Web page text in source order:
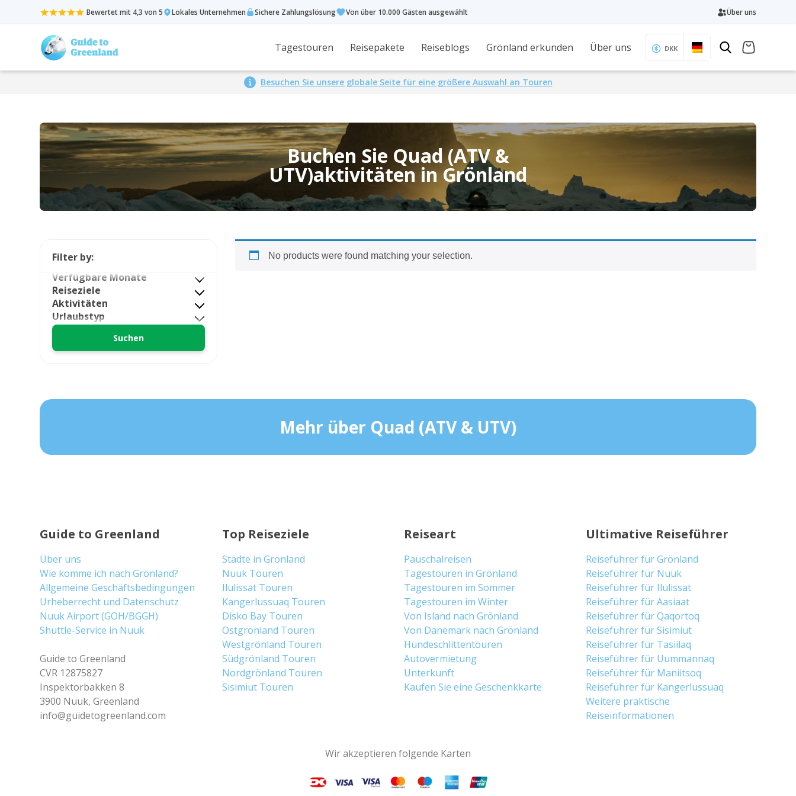
Bewertet mit 4,3 von 5 Lokales Unternehmen Sichere Zahlungslösung Von über 10.000 Gästen ausgewählt Über uns
Tagestouren Reisepakete Reiseblogs Grönland erkunden Über uns DKK
Besuchen Sie unsere globale Seite für eine größere Auswahl an Touren
Buchen Sie Quad (ATV &
UTV)aktivitäten in Grönland
No products were found matching your selection.
Filter by:
Verfügbare Monate
Reiseziele
Aktivitäten
Urlaubstyp
Mehr über Quad (ATV & UTV)
Guide to Greenland
Über uns
Wie komme ich nach Grönland?
Allgemeine Geschäftsbedingungen
Urheberrecht und Datenschutz
Nuuk Airport (GOH/BGGH)
Shuttle-Service in Nuuk
Guide to Greenland
CVR 12875827
Inspektorbakken 8
3900 Nuuk, Greenland
info@guidetogreenland.com
Top Reiseziele
Städte in Grönland
Nuuk Touren
Ilulissat Touren
Kangerlussuaq Touren
Disko Bay Touren
Ostgrönland Touren
Westgrönland Touren
Südgrönland Touren
Nordgrönland Touren
Sisimiut Touren
Reiseart
Pauschalreisen
Tagestouren in Grönland
Tagestouren im Sommer
Tagestouren im Winter
Von Island nach Grönland
Von Dänemark nach Grönland
Hundeschlittentouren
Autovermietung
Unterkunft
Kaufen Sie eine Geschenkkarte
Ultimative Reiseführer
Reiseführer für Grönland
Reiseführer für Nuuk
Reiseführer für Ilulissat
Reiseführer für Aasiaat
Reiseführer für Qaqortoq
Reiseführer für Sisimiut
Reiseführer für Tasiilaq
Reiseführer für Uummannaq
Reiseführer für Maniitsoq
Reiseführer für Kangerlussuaq
Weitere praktische
Reiseinformationen
Wir akzeptieren folgende Karten